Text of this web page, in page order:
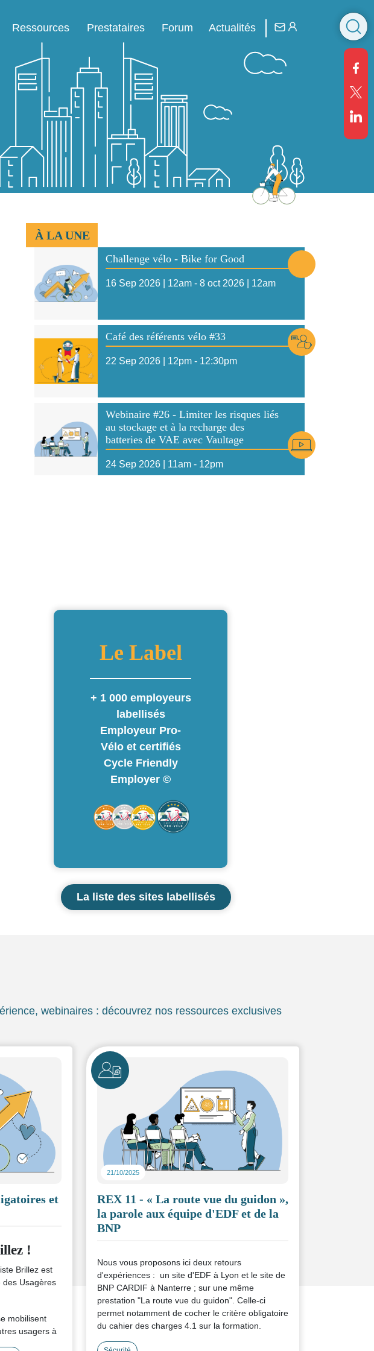
Ressources Prestataires Forum Actualités
À LA UNE
Challenge vélo - Bike for Good
16 Sep 2026 | 12am -8 oct 2026 | 12am
Café des référents vélo #33 Icône
22 Sep 2026 | 12pm - 12:30pm
Webinaire #26 - Limiter les risques liés
au stockage et à la recharge des
batteries de VAE avec Vaultage
Icône
24 Sep 2026 | 11am - 12pm
Le Label
+ 1 000 employeurs
labellisés
Employeur Pro-
Vélo et certifiés
Cycle Friendly
Employer ©
La liste des sites labellisés
webinaires : découvrez nos ressources exclusives
et
!
Brillez est
des Usagères
mobilisent
usagers à
Icône
21/10/2025
REX 11 - « La route vue du guidon »,
la parole aux équipe d'EDF et de la
BNP
Nous vous proposons ici deux retours
d'expériences : un site d'EDF à Lyon et le site de
BNP CARDIF à Nanterre ; sur une même
prestation "La route vue du guidon". Celle-ci
permet notamment de cocher le critère obligatoire
du cahier des charges 4.1 sur la formation.